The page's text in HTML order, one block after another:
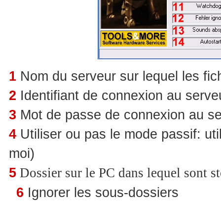
1 Nom du serveur sur lequel les
2 Identifiant de connexion au
3 Mot de passe de connexion au
4 Utiliser ou pas le mode passif:
moi)
5 Dossier sur le PC dans lequel sont
6 Ignorer les sous-dossiers